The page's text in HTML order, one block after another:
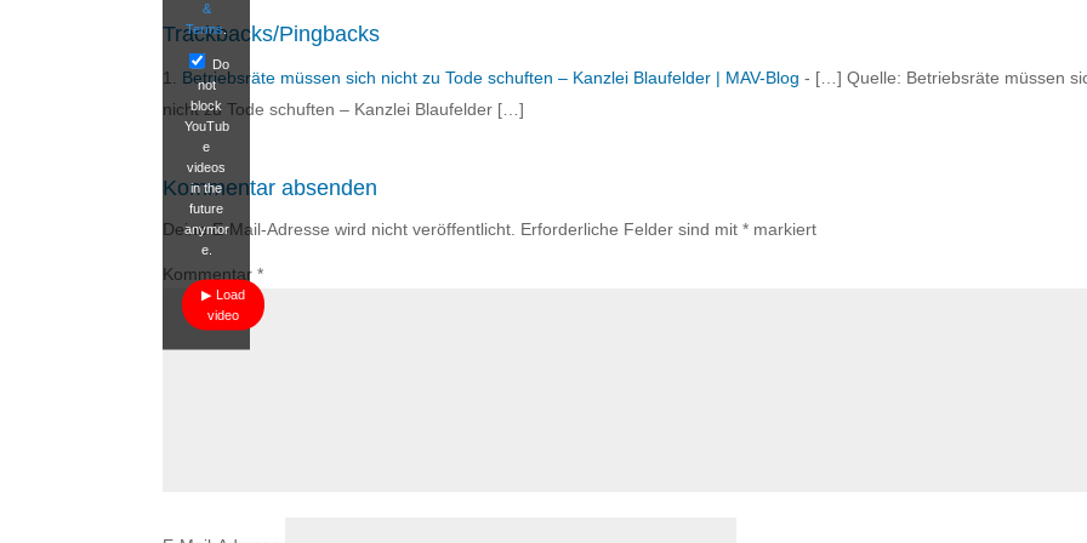
&
Terms.
Do
not
block
YouTub
e
videos
in the
future
anymor
e.
Load
video
Trackbacks/Pingbacks
Betriebsräte müssen sich nicht zu Tode schuften – Kanzlei Blaufelder | MAV-Blog - […] Quelle: Betriebsräte müssen
nicht zu Tode schuften – Kanzlei Blaufelder […]
Kommentar absenden
Deine E-Mail-Adresse wird nicht veröffentlicht. Erforderliche Felder sind mit* markiert
Kommentar*